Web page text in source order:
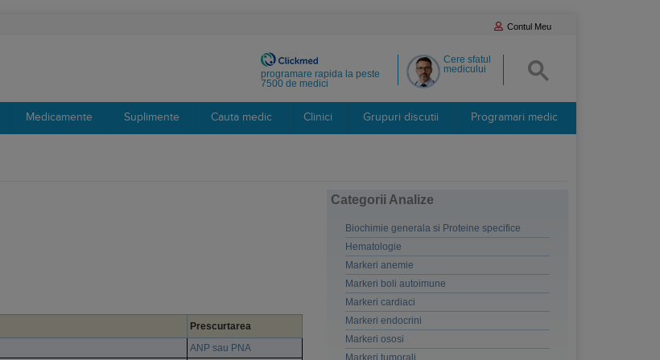
Contul Meu
Cere sfatul
medicului
programare rapida la peste
7500 de medici
Medicamente Suplimente Cauta medic Clinici Grupuri discutii Programari medic
Prescurtarea
ANP sau PNA
Categorii Analize
Biochimie generala si Proteine specifice
Hematologie
Markeri anemie
Markeri boli autoimune
Markeri cardiaci
Markeri endocrini
Markeri ososi
Markeri tumorali